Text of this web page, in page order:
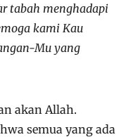
tabah menghadapi
kami Kau
Mu yang
akan Allah.
semua yang ada